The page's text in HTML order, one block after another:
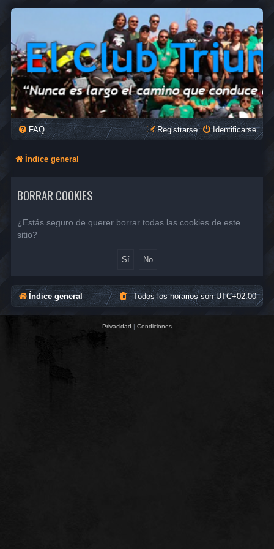
FAQ Identificarse
Registrarse
Índice general
BORRAR COOKIES
¿Estás seguro de querer borrar todas las cookies de este
sitio?
Índice general Todos los horarios sonUTC+02:00
Privacidad | Condiciones